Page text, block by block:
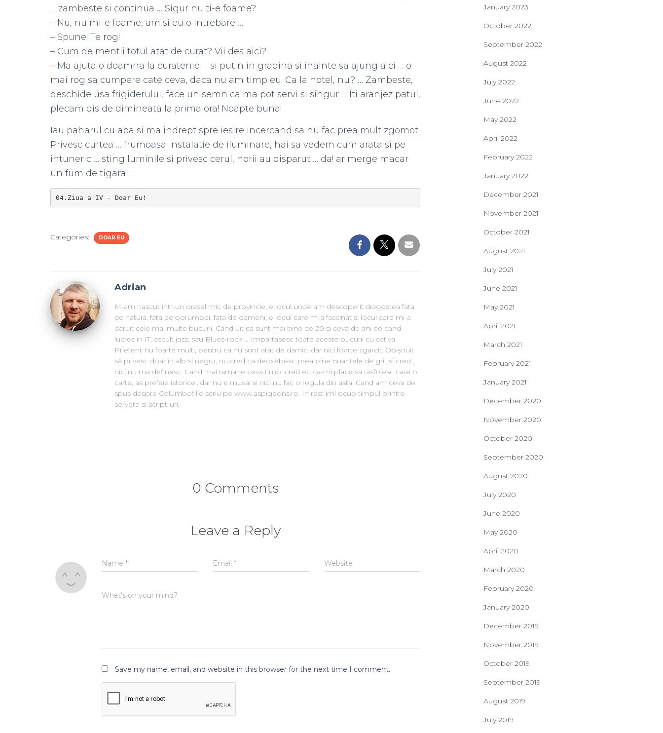
… zambeste si continua … Sigur nu ti-e foame?
– Nu, nu mi-e foame, am si eu o intrebare …
– Spune! Te rog!
– Cum de mentii totul atat de curat? Vii des aici?
– Ma ajuta o doamna la curatenie … si putin in gradina si inainte sa ajung aici … o
mai rog sa cumpere cate ceva, daca nu am timp eu. Ca la hotel, nu? … Zambeste,
deschide usa frigiderului, face un semn ca ma pot servi si singur … Îti aranjez patul,
plecam dis de dimineata la prima ora! Noapte buna!
Iau paharul cu apa si ma indrept spre iesire incercand sa nu fac prea mult zgomot.
Privesc curtea … frumoasa instalatie de iluminare, hai sa vedem cum arata si pe
intuneric … sting luminile si privesc cerul, norii au disparut … da! ar merge macar
un fum de tigara …
04.Ziua a IV - Doar Eu!
Categories: DOAR EU
Adrian
M-am nascut intr-un orasel mic de provincie, e locul unde am descoperit dragostea fata
de natura, fata de porumbei, fata de oameni, e locul care m-a fascinat si locul care mi-a
daruit cele mai multe bucurii. Cand uit ca sunt mai bine de 20 si ceva de ani de cand
lucrez in IT, ascult jazz, sau Blues-rock ... Impartasesc toate aceste bucurii cu cativa
Prieteni, nu foarte multi, pentru ca nu sunt atat de darnic, dar nici foarte zgarcit. Obișnuit
să privesc doar in alb si negru, nu cred ca deosebesc prea bine nuantele de gri...si cred ...
nici nu ma definesc. Cand mai ramane ceva timp, cred eu ca-mi place sa rasfoiesc cate o
carte, as prefera istorice...dar nu e musai si nici nu fac o regula din asta. Cand am ceva de
spus despre Columbofilie scriu pe www.aspigeons.ro. In rest imi ocup timpul printre
servere si script-uri.
0 Comments
Leave a Reply
Name * Email* Website
What's on your mind?
Save my name, email, and website in this browser for the next time I comment.
January 2023
October 2022
September 2022
August 2022
July 2022
June 2022
May 2022
April 2022
February 2022
January 2022
December 2021
November 2021
October 2021
August 2021
July 2021
June 2021
May 2021
April 2021
March 2021
February 2021
January 2021
December 2020
November 2020
October 2020
September 2020
August 2020
July 2020
June 2020
May 2020
April 2020
March 2020
February 2020
January 2020
December 2019
November 2019
October 2019
September 2019
August 2019
July 2019